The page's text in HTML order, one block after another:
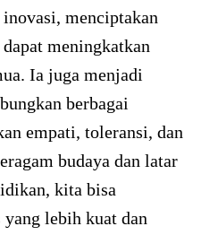
menciptakan
meningkatkan
Ia juga menjadi
berbagai
empati, toleransi, dan
budaya dan latar
kita bisa
lebih kuat dan